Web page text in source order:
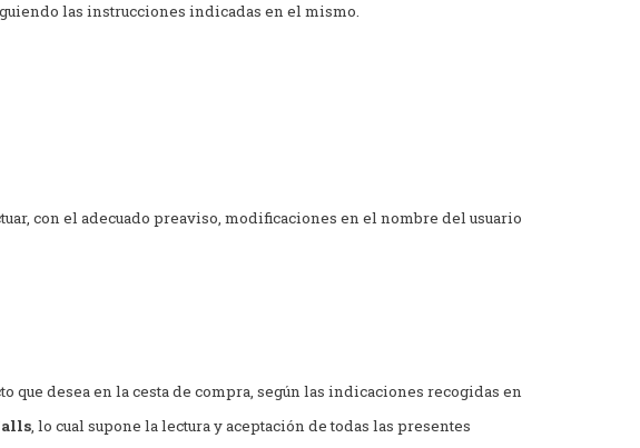
las instrucciones indicadas en el mismo.
con el adecuado preaviso, modificaciones en el nombre del usuario
que desea en la cesta de compra, según las indicaciones recogidas en
, lo cual supone la lectura y aceptación de todas las presentes